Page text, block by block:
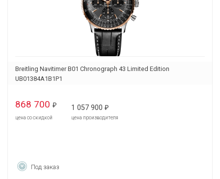
Breitling Navitimer B01 Chronograph 43 Limited Edition
UB01384A1B1P1
868 700 ₽
цена со скидкой
1 057 900 ₽
цена производителя
Под заказ